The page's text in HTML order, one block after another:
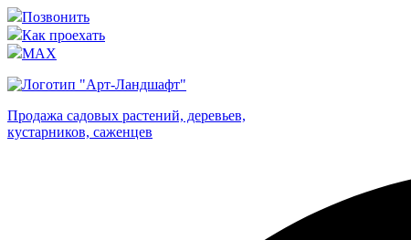
Позвонить
Как проехать
MAX
Продажа садовых растений, деревьев,
кустарников, саженцев